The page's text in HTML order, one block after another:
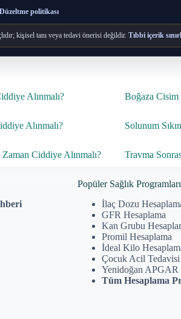
Düzeltme politikası
kişisel tanı veya tedavi önerisi değildir. Tıbbi içerik
Alınmalı?
Boğaza Cisim
Alınmalı? Solunum
Ciddiye Alınmalı? Travma
Popüler Sağlık Programları
İlaç Dozu
GFR Hesaplama
Kan Grubu
Promil Hesaplama
İdeal Kilo
Çocuk Acil Tedavisi
Yenidoğan APGAR
Tüm Hesaplama